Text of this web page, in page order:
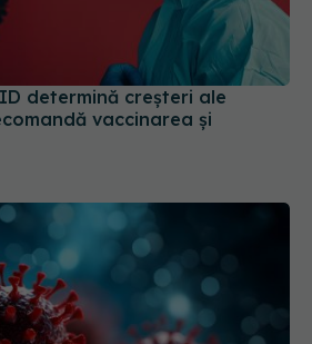
determină creșteri ale
vaccinarea și